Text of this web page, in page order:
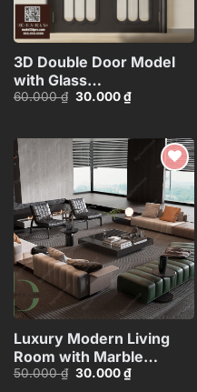
3D Double Door Model
with Glass
Panels_HDH480371713057
60.000₫ Giá
30.000₫Giá
hiện
30.000 ₫.
Add to
wishlist
Luxury Modern Living
Room with Marble
Coffee Table and Black
50.000₫ Giá
30.000₫Giá
hiện